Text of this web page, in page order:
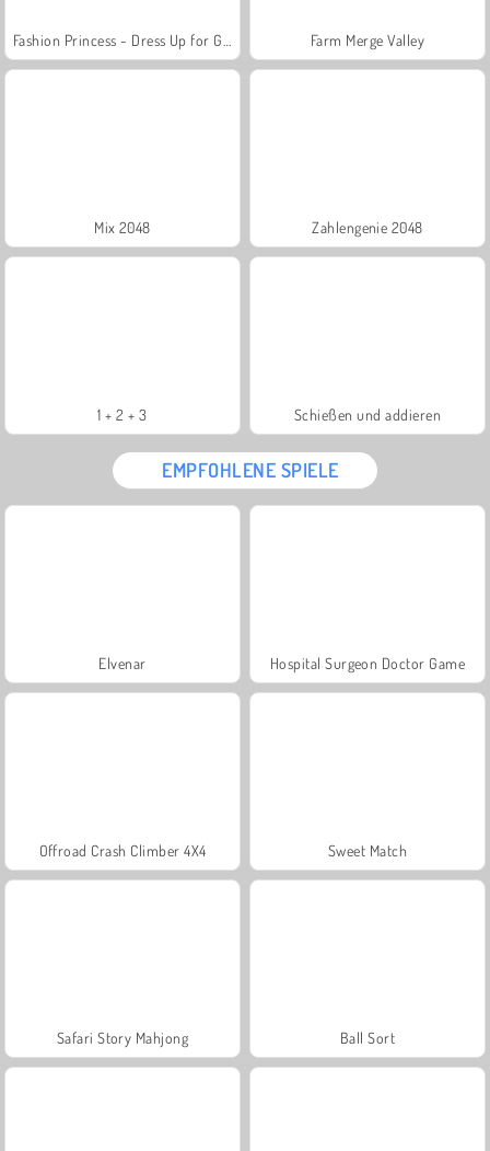
Farm Merge Valley
Mix 2048 Zahlengenie 2048
1 + 2 + 3 Schießen und addieren
EMPFOHLENE SPIELE
Elvenar Hospital Surgeon Doctor Game
Offroad Crash Climber 4X4 Sweet Match
Safari Story Mahjong Ball Sort